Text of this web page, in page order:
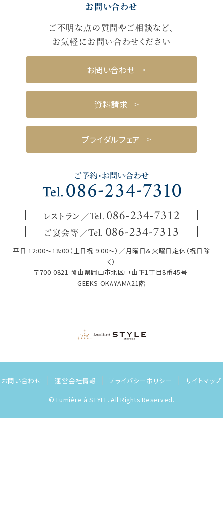
お問い合わせ
ご不明な点の質問やご相談など、
お気軽にお問い合わせください
お問い合わせ
資料請求
ブライダルフェア
ご予約・お問い合わせ
レストラン Tel. 086-234-7312
ご宴会等 Tel. 086-234-7313
平日 12:00～18:00（土日祝 9:00～）／月曜日＆火曜日定休（祝日除
く）
〒700-0821 岡山県岡山市北区中山下1丁目8番45号
GEEKS OKAYAMA21階
お問い合わせ 運営会社情報 プライバシーポリシー
サイトマップ
© Lumière à STYLE. All Rights Reserved.